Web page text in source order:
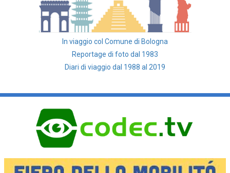
In viaggio col Comune di Bologna
Reportage di foto dal 1983
Diari di viaggio dal 1988 al 2019